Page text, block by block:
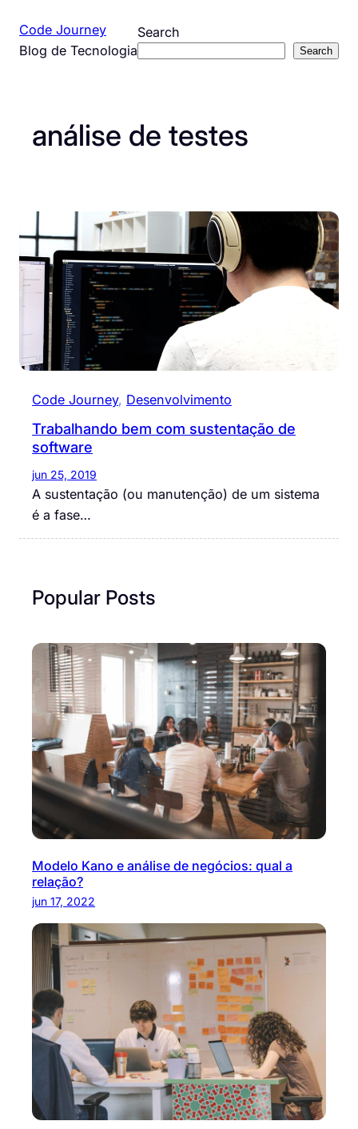
para
Code Journey
Blog de Tecnologia
Search
Search
análise de testes
Code Journey, Desenvolvimento
Trabalhando bem com sustentação de
software
jun 25, 2019
A sustentação (ou manutenção) de um sistema
é a fase…
Popular Posts
Modelo Kano e análise de negócios: qual a
relação?
jun 17, 2022